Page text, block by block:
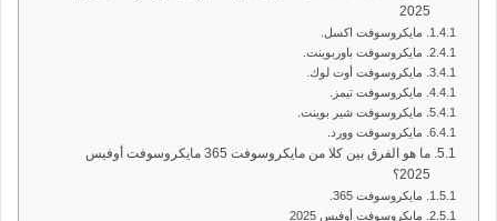
2025
مايكروسوفت اكسل.
مايكروسوفت باوربوينت.
مايكروسوفت أوت لوك.
مايكروسوفت تيمز.
مايكروسوفت شير بوينت.
مايكروسوفت وورد.
ما هو الفرق بين كلا من مايكروسوفت 365 مايكروسوفت أوفيس
2025؟
مايكروسوفت 365.
مايكروسوفت أوفيس 2025